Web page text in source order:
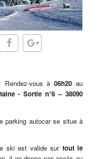
: Rendez-vous à06h20 au
- Sortie n°6 – 38090
parking autocar se situe à
ski est valide surtout le